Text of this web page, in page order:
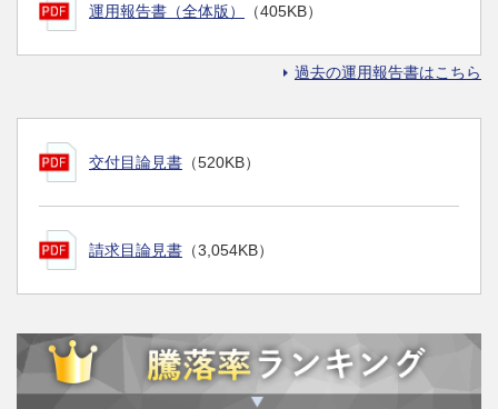
運用報告書（全体版） （405KB）
過去の運用報告書はこちら
交付目論見書 （520KB）
請求目論見書 （3,054KB）